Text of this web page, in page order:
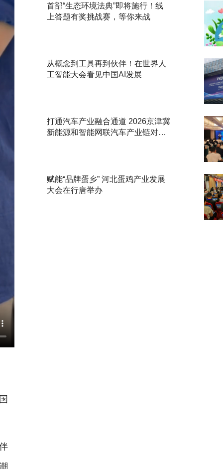
首部“生态环境法典”即将施行！线
上答题有奖挑战赛，等你来战
从概念到工具再到伙伴！在世界人
工智能大会看见中国AI发展
打通汽车产业融合通道 2026京津冀
新能源和智能网联汽车产业链对接
赋能“品牌蛋乡” 河北蛋鸡产业发展
大会在行唐举办